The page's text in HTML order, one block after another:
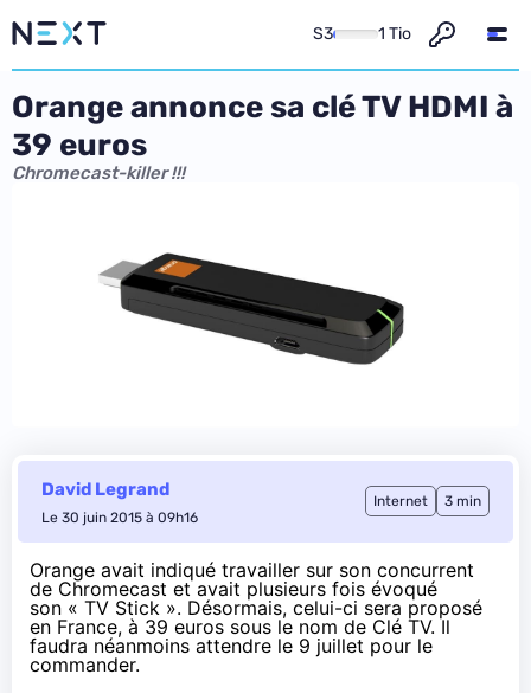
S3 1 Tio
Orange annonce sa clé TV HDMI à
39 euros
Chromecast-killer !!!
David Legrand
Le 30 juin 2015 à 09h16
Internet 3 min
Orange avait indiqué travailler sur son concurrent
de Chromecast et avait plusieurs fois évoqué
son « TV Stick ». Désormais, celui-ci sera proposé
en France, à 39 euros sous le nom de Clé TV. Il
faudra néanmoins attendre le 9 juillet pour le
commander.